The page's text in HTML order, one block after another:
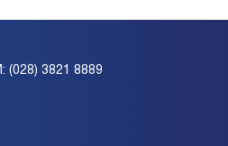
(028) 3821 8889